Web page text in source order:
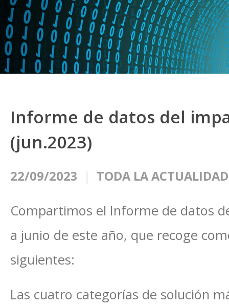
Informe de datos del
(jun.2023)
22/09/2023 TODA LA ACTUALIDAD
Compartimos el Informe de datos
a junio de este año, que recoge
siguientes:
Las cuatro categorías de solución